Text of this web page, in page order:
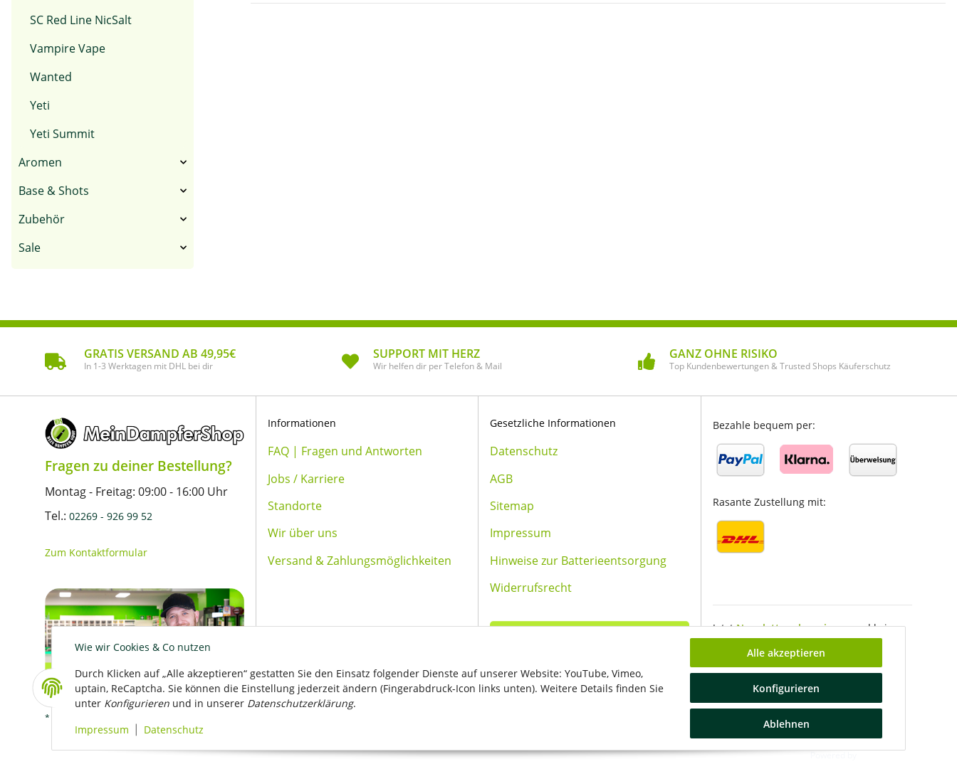
Alle akzeptieren
Konfigurieren
Ablehnen
Wie wir Cookies & Co nutzen
Durch Klicken auf „Alle akzeptieren“ gestatten Sie den Einsatz folgender Dienste auf unserer Website: YouTube, Vimeo,
uptain, ReCaptcha. Sie können die Einstellung jederzeit ändern (Fingerabdruck-Icon links unten). Weitere Details finden Sie
unter Konfigurieren und in unserer Datenschutzerklärung.
Impressum
Datenschutz
SC Red Line NicSalt
Vampire Vape
Wanted
Yeti
Yeti Summit
Aromen
Base & Shots
Zubehör
Sale
GRATIS VERSAND AB 49,95€
In 1-3 Werktagen mit DHL bei dir
SUPPORT MIT HERZ
Wir helfen dir per Telefon & Mail
GANZ OHNE RISIKO
Top Kundenbewertungen & Trusted Shops Käuferschutz
Fragen zu deiner Bestellung?
Montag - Freitag: 09:00 - 16:00 Uhr
Tel.: 02269 - 926 99 52
Zum Kontaktformular
Informationen
FAQ | Fragen und Antworten
Jobs / Karriere
Standorte
Wir über uns
Versand & Zahlungsmöglichkeiten
Gesetzliche Informationen
Datenschutz
AGB
Sitemap
Impressum
Hinweise zur Batterieentsorgung
Widerrufsrecht
Bezahle bequem per:
Rasante Zustellung mit:
JetztNewsletter abonnierenund keine
* Alle Preise inkl. gesetzlicher USt., zzgl.
JTL-Shop